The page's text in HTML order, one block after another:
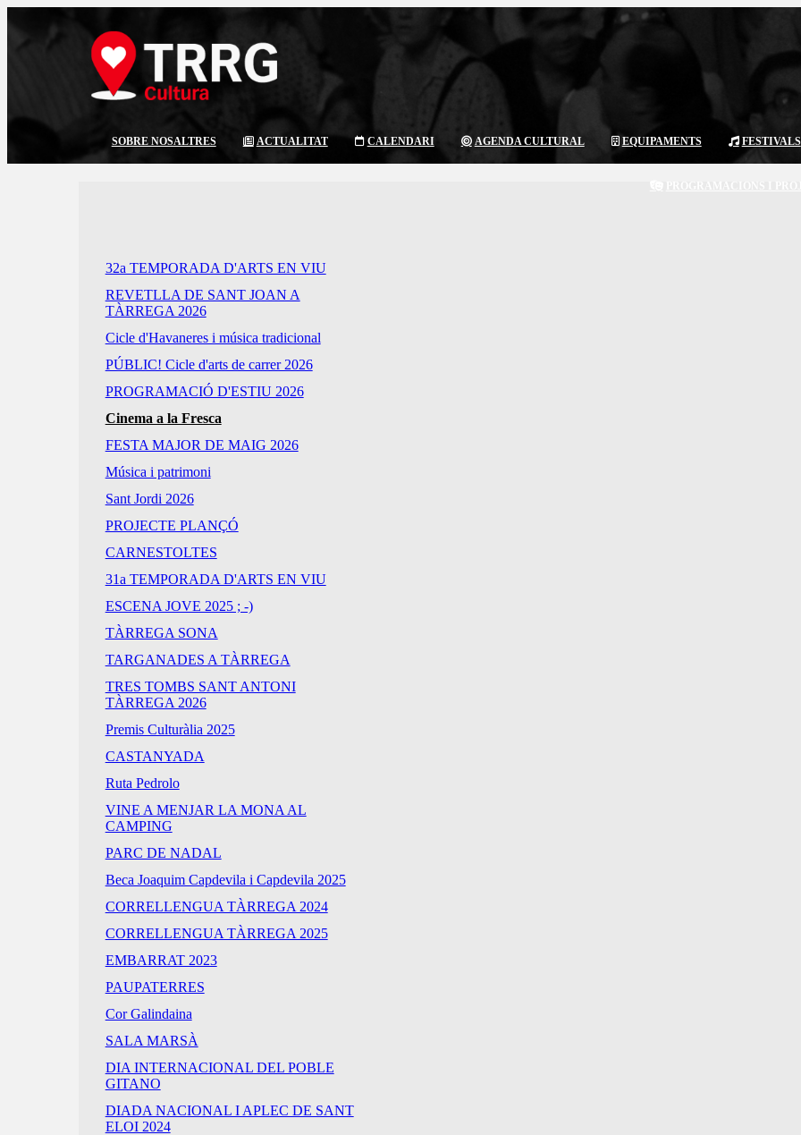
SOBRE NOSALTRES ACTUALITAT CALENDARI AGENDA CULTURAL EQUIPAMENTS FESTIVALS
32a TEMPORADA D'ARTS EN VIU
REVETLLA DE SANT JOAN A
TÀRREGA 2026
Cicle d'Havaneres i música tradicional
PÚBLIC! Cicle d'arts de carrer 2026
PROGRAMACIÓ D'ESTIU 2026
Cinema a la Fresca
FESTA MAJOR DE MAIG 2026
Música i patrimoni
Sant Jordi 2026
PROJECTE PLANÇÓ
CARNESTOLTES
31a TEMPORADA D'ARTS EN VIU
ESCENA JOVE 2025 ; -)
TÀRREGA SONA
TARGANADES A TÀRREGA
TRES TOMBS SANT ANTONI
TÀRREGA 2026
Premis Culturàlia 2025
CASTANYADA
Ruta Pedrolo
VINE A MENJAR LA MONA AL
CAMPING
PARC DE NADAL
Beca Joaquim Capdevila i Capdevila 2025
CORRELLENGUA TÀRREGA 2024
CORRELLENGUA TÀRREGA 2025
EMBARRAT 2023
PAUPATERRES
Cor Galindaina
SALA MARSÀ
DIA INTERNACIONAL DEL POBLE
GITANO
DIADA NACIONAL I APLEC DE SANT
ELOI 2024